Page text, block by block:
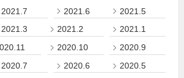
2021.7 2021.6
2021.5
2021.3 2021.2
2021.1
2020.10
2020.9
2020.7 2020.6
2020.5